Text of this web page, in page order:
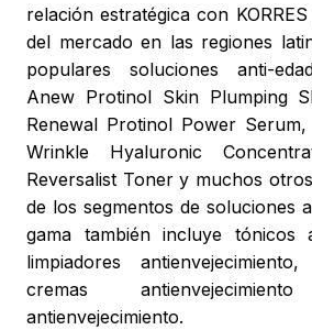
relación estratégica con
del mercado en las regiones
populares soluciones anti-
Anew Protinol Skin Plumping
Renewal Protinol Power
Wrinkle Hyaluronic
Reversalist Toner y muchos
de los segmentos de soluciones
gama también incluye tónicos
limpiadores
cremas
antienvejecimiento.